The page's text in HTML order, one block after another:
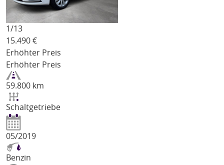
1/13
15.490 €
Erhöhter Preis
Erhöhter Preis
59.800 km
Schaltgetriebe
05/2019
Benzin